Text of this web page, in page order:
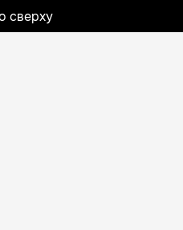
сверху